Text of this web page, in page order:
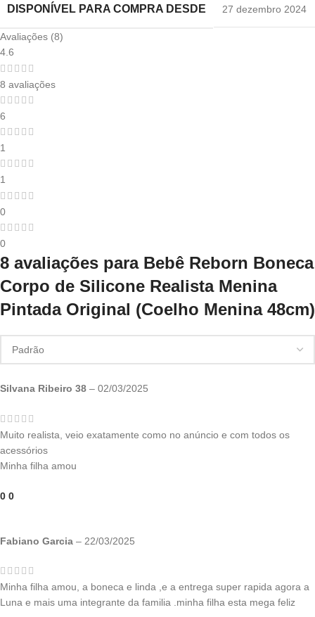
DISPONÍVEL PARA COMPRA DESDE 27 dezembro 2024
Avaliações (8)
4.6
8 avaliações
6
1
1
0
0
8 avaliações para Bebê Reborn Boneca
Corpo de Silicone Realista Menina
Pintada Original (Coelho Menina 48cm)
Silvana Ribeiro 38 – 02/03/2025
Muito realista, veio exatamente como no anúncio e com todos os
acessórios
Minha filha amou
0 0
Fabiano Garcia – 22/03/2025
Minha filha amou, a boneca e linda ,e a entrega super rapida agora a
Luna e mais uma integrante da familia .minha filha esta mega feliz